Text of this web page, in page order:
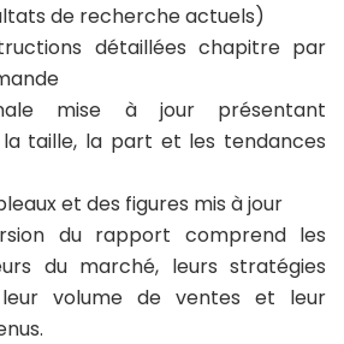
de recherche actuels)
détaillées chapitre par
mise à jour présentant
taille, la part et les tendances
et des figures mis à jour
du rapport comprend les
du marché, leurs stratégies
leur volume de ventes et leur